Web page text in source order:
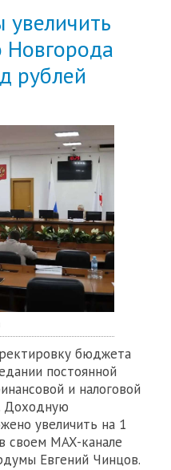
рублей
бюджета
постоянной
и налоговой
Доходную
увеличить на 1
своем MAX-канале
Евгений Чинцов.